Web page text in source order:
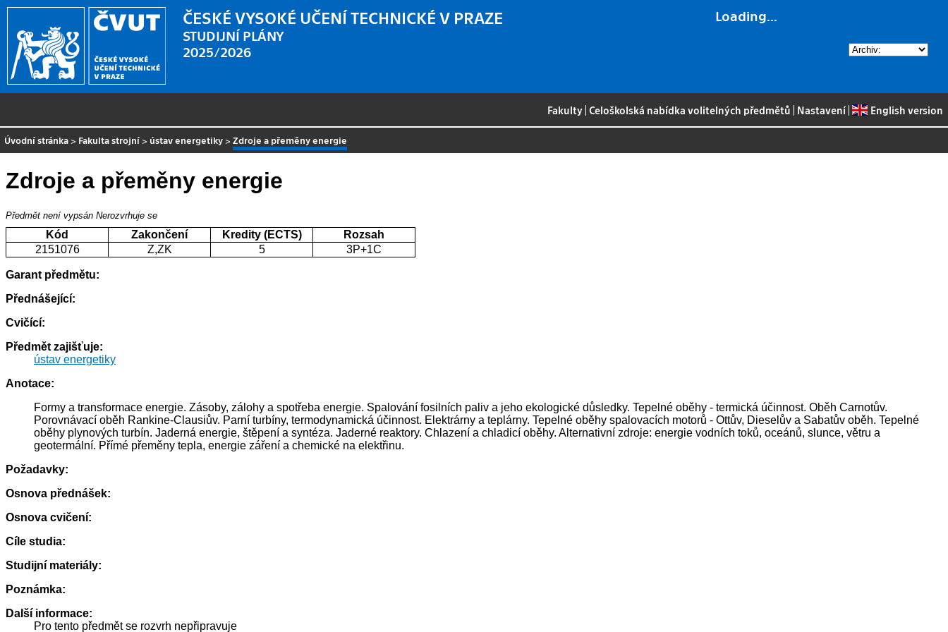
Loading...
ČESKÉ VYSOKÉ UČENÍ TECHNICKÉ V PRAZE
STUDIJNÍ PLÁNY
2025/2026
Fakulty |Celoškolská nabídka volitelných předmětů Nastavení| English version
Úvodní stránka > Fakulta strojní > ústav energetiky >Zdroje a přeměny energie
Zdroje a přeměny energie
Předmět není vypsán Nerozvrhuje se
Kód Zakončení Kredity (ECTS)
Rozsah
2151076
Z,ZK 5 3P+1C
Garant předmětu:
Přednášející:
Cvičící:
Předmět zajišťuje:
ústav energetiky
Anotace:
Formy a transformace energie. Zásoby, zálohy a spotřeba energie. Spalování fosilních paliv a jeho ekologické důsledky. Tepelné oběhy - termická účinnost. Oběh Carnotův.
Porovnávací oběh Rankine-Clausiův. Parní turbíny, termodynamická účinnost. Elektrárny a teplárny. Tepelné oběhy spalovacích motorů - Ottův, Dieselův a Sabatův oběh. Tepelné
oběhy plynových turbín. Jaderná energie, štěpení a syntéza. Jaderné reaktory. Chlazení a chladicí oběhy. Alternativní zdroje: energie vodních toků, oceánů, slunce, větru a
geotermální. Přímé přeměny tepla, energie záření a chemické na elektřinu.
Požadavky:
Osnova přednášek:
Osnova cvičení:
Cíle studia:
Studijní materiály:
Poznámka:
Další informace:
Pro tento předmět se rozvrh nepřipravuje